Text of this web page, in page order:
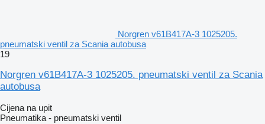
Norgren v61B417A-3 1025205.
pneumatski ventil za Scania autobusa
19
Norgren v61B417A-3 1025205. pneumatski ventil za Scania
autobusa
Cijena na upit
Pneumatika - pneumatski ventil